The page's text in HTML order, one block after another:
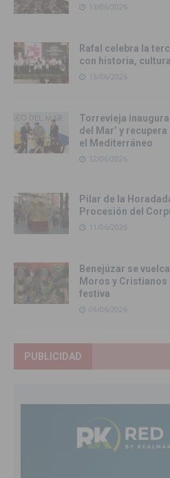
13/06/2026
Rafal celebra la
con historia,
13/06/2026
Torrevieja
del Mar’ y
el Mediterráneo
12/06/2026
Pilar de la
Procesión del
11/06/2026
Benejúzar se
Moros y Cristianos
festiva
09/06/2026
PUBLICIDAD